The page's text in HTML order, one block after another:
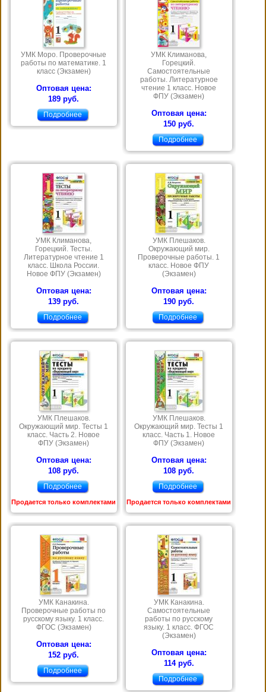
УМК Моро. Проверочные
работы по математике. 1
класс (Экзамен)
Оптовая цена:
189 руб.
Подробнее
УМК Климанова,
Горецкий.
Самостоятельные
работы. Литературное
чтение 1 класс. Новое
ФПУ (Экзамен)
Оптовая цена:
150 руб.
Подробнее
УМК Климанова,
Горецкий. Тесты.
Литературное чтение 1
класс. Школа России.
Новое ФПУ (Экзамен)
Оптовая цена:
139 руб.
Подробнее
УМК Плешаков.
Окружающий мир.
Проверочные работы. 1
класс. Новое ФПУ
(Экзамен)
Оптовая цена:
190 руб.
Подробнее
УМК Плешаков.
Окружающий мир. Тесты 1
класс. Часть 2. Новое
ФПУ (Экзамен)
Оптовая цена:
108 руб.
Подробнее
Продается только комплектами
УМК Плешаков.
Окружающий мир. Тесты 1
класс. Часть 1. Новое
ФПУ (Экзамен)
Оптовая цена:
108 руб.
Подробнее
Продается только комплектами
УМК Канакина.
Проверочные работы по
русскому языку. 1 класс.
ФГОС (Экзамен)
Оптовая цена:
152 руб.
Подробнее
УМК Канакина.
Самостоятельные
работы по русскому
языку. 1 класс. ФГОС
(Экзамен)
Оптовая цена:
114 руб.
Подробнее